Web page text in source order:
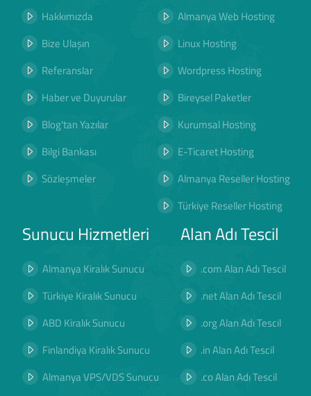
Hakkımızda
Bize Ulaşın
Referanslar
Haber ve Duyurular
Blog'tan Yazılar
Bilgi Bankası
Sözleşmeler
Almanya Web Hosting
Linux Hosting
Wordpress Hosting
Bireysel Paketler
Kurumsal Hosting
E-Ticaret Hosting
Almanya Reseller Hosting
Türkiye Reseller Hosting
Sunucu Hizmetleri
Almanya Kiralık Sunucu
Türkiye Kiralık Sunucu
ABD Kiralık Sunucu
Finlandiya Kiralık Sunucu
Almanya VPS/VDS Sunucu
Alan Adı Tescil
.com Alan Adı Tescil
.net Alan Adı Tescil
.org Alan Adı Tescil
.in Alan Adı Tescil
.co Alan Adı Tescil